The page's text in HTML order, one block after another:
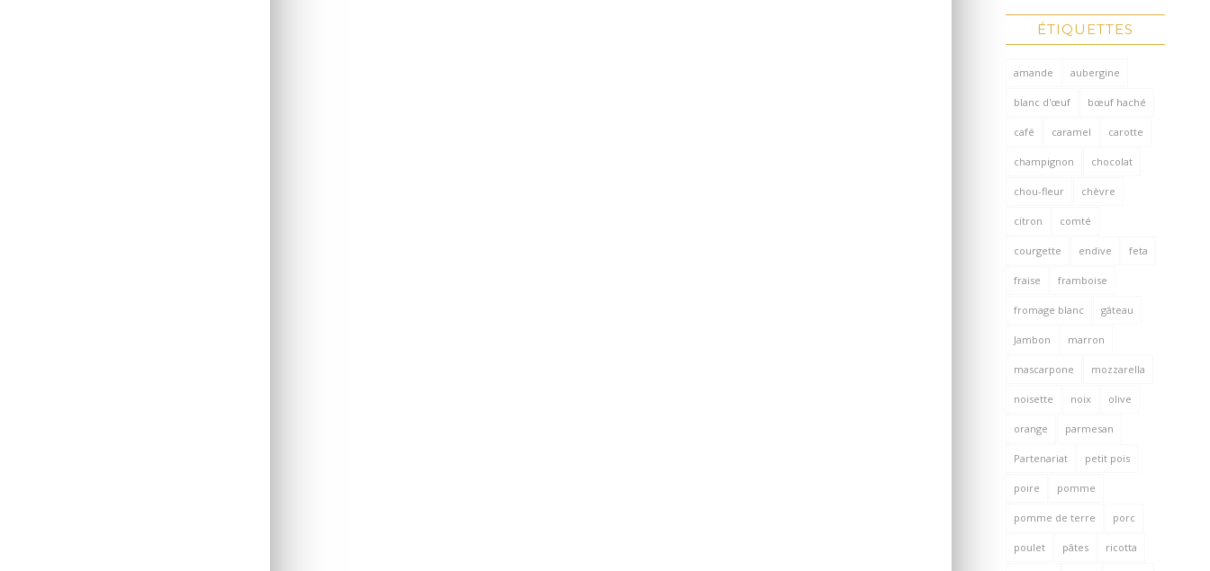
ÉTIQUETTES
amande aubergine
blanc d'œuf bœuf haché
café caramel carotte
champignon chocolat
chou-fleur chèvre
citron comté
courgette endive feta
fraise framboise
fromage blanc gâteau
Jambon marron
mascarpone mozzarella
noisette noix olive
orange parmesan
Partenariat petit pois
poire pomme
pomme de terre porc
poulet pâtes ricotta